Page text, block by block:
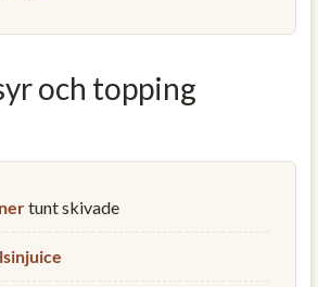
och topping
tunt skivade